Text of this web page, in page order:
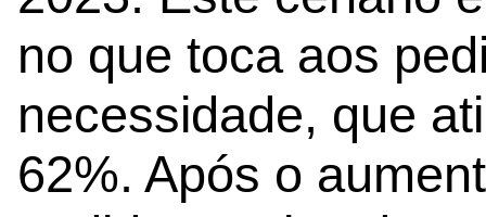
no que toca aos
necessidade, que
62%. Após o